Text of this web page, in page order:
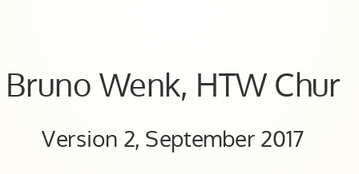
Bruno Wenk, HTW Chur
Version 2, September 2017